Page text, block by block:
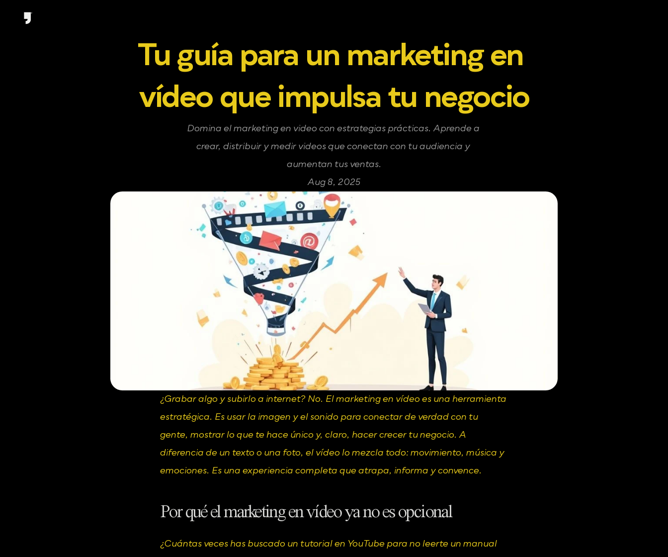
Tu guía para un marketing en
vídeo que impulsa tu negocio
Domina el marketing en video con estrategias prácticas. Aprende a
crear, distribuir y medir videos que conectan con tu audiencia y
aumentan tus ventas.
Aug 8, 2025
¿Grabar algo y subirlo a internet? No. El marketing en vídeo es una herramienta
estratégica. Es usar la imagen y el sonido para conectar de verdad con tu
gente, mostrar lo que te hace único y, claro, hacer crecer tu negocio. A
diferencia de un texto o una foto, el vídeo lo mezcla todo: movimiento, música y
emociones. Es una experiencia completa que atrapa, informa y convence.
Por qué el marketing en vídeo ya no es opcional
¿Cuántas veces has buscado un tutorial en YouTube para no leerte un manual